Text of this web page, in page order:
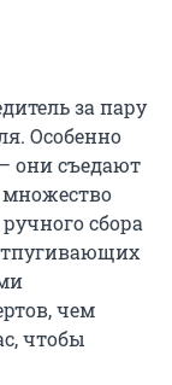
за пару
Особенно
они съедают
множество
сбора
чем
чтобы